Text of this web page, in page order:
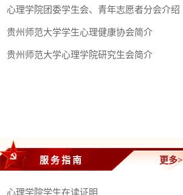
心理学院团委学生会、青年志愿者分会介绍
贵州师范大学学生心理健康协会简介
贵州师范大学心理学院研究生会简介
服务指南 更多
心理学院学生在读证明